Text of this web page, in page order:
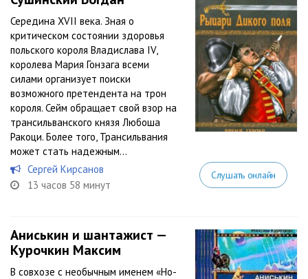
Середина XVII века. Зная о
критическом состоянии здоровья
польского короля Владислава IV,
королева Мария Гонзага всеми
силами организует поиски
возможного претендента на трон
короля. Сейм обращает свой взор на
трансильванского князя Любоша
Ракоци. Более того, Трансильвания
может стать надежным...
Сергей Кирсанов
13 часов 58 минут
Слушать онлайн
Аниськин и шантажист —
Курочкин Максим
В совхозе с необычным именем «Но-